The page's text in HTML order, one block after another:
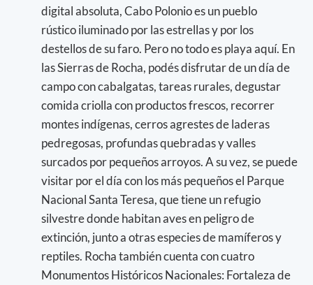
digital absoluta, Cabo Polonio es un pueblo
rústico iluminado por las estrellas y por los
destellos de su faro. Pero no todo es playa aquí. En
las Sierras de Rocha, podés disfrutar de un día de
campo con cabalgatas, tareas rurales, degustar
comida criolla con productos frescos, recorrer
montes indígenas, cerros agrestes de laderas
pedregosas, profundas quebradas y valles
surcados por pequeños arroyos. A su vez, se puede
visitar por el día con los más pequeños el Parque
Nacional Santa Teresa, que tiene un refugio
silvestre donde habitan aves en peligro de
extinción, junto a otras especies de mamíferos y
reptiles. Rocha también cuenta con cuatro
Monumentos Históricos Nacionales: Fortaleza de